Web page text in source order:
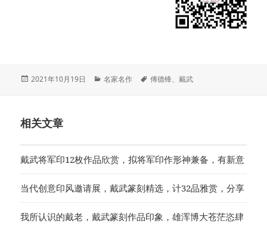
发
2021年10月19日
分
名家名作
标
傅德锋、戴武
相关文章
戴武将军印12枚作品欣赏，拟将军印作形神兼备，有新意
当代创意印风邀请展，戴武篆刻精选，计32品雅赏，分享
我所认识的戴老，戴武篆刻作品印象，雄浑博大苍茫恣肆